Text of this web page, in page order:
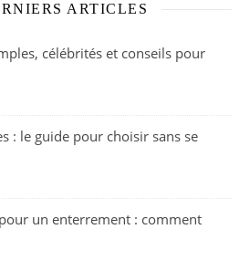
ARTICLES
célébrités et conseils pour
: le guide pour choisir sans se
un enterrement : comment